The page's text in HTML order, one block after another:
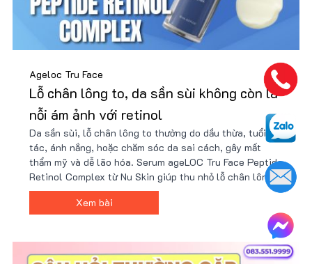
Ageloc Tru Face
Lỗ chân lông to, da sần sùi không còn là
nỗi ám ảnh với retinol
Da sần sùi, lỗ chân lông to thường do dầu thừa, tuổi
tác, ánh nắng, hoặc chăm sóc da sai cách, gây mất
thẩm mỹ và dễ lão hóa. Serum ageLOC Tru Face Peptide
Retinol Complex từ Nu Skin giúp thu nhỏ lỗ chân lông,
cải thiện kết cấu da và tăng độ đàn hồi nhờ công nghệ
peptide và retinol tiên tiến. Nhận ưu đãi từ Nu88 ngay!
Xem bài